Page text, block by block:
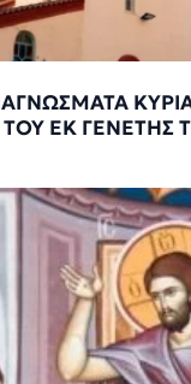
ΤΟΥ ΕΚ ΓΕΝΕΤΗΣ